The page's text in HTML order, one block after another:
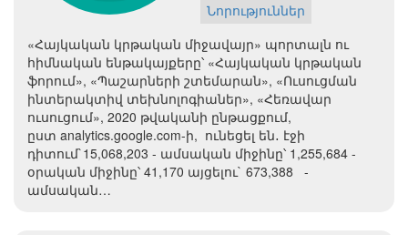
Նորություններ
«Հայկական կրթական միջավայր» պորտալն ու
հիմնական ենթակայքերը՝ «Հայկական կրթական
ֆորում», «Պաշարների շտեմարան», «Ուսուցման
ինտերակտիվ տեխնոլոգիաներ», «Հեռավար
ուսուցում», 2020 թվականի ընթացքում,
ըստ analytics.google.com-ի, ունեցել են․ էջի
դիտում`15,068,203 - ամսական միջինը՝ 1,255,684 -
օրական միջինը՝ 41,170 այցելու` 673,388 -
ամսական…